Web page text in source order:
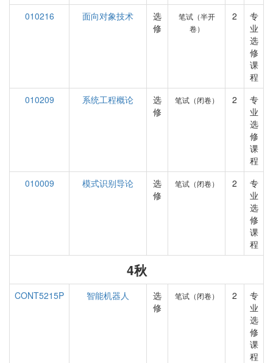
010216
面向对象技术
选
修
笔试（半开
卷）
2
专
业
选
修
课
程
010209
系统工程概论
选
修
笔试（闭卷） 2
专
业
选
修
课
程
010009
模式识别导论
选
修
笔试（闭卷） 2
专
业
选
修
课
程
4秋
CONT5215P 智能机器人
选
修
笔试（闭卷） 2
专
业
选
修
课
程